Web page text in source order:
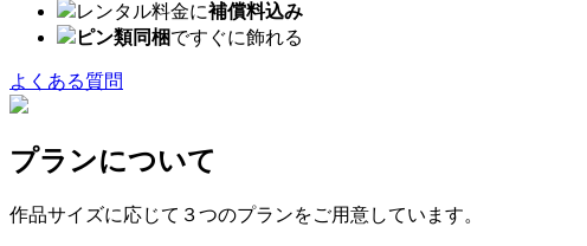
レンタル料金に補償料込み
ピン類同梱ですぐに飾れる
よくある質問
プランについて
作品サイズに応じて３つのプランをご用意しています。